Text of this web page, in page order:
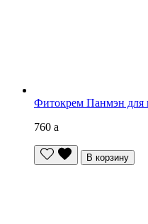
Фитокрем Панмэн
760 a
В корзину